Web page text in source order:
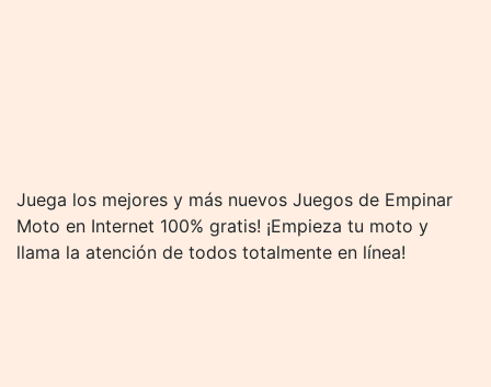
Juega los mejores y más nuevos Juegos de Empinar
Moto en Internet 100% gratis! ¡Empieza tu moto y
llama la atención de todos totalmente en línea!